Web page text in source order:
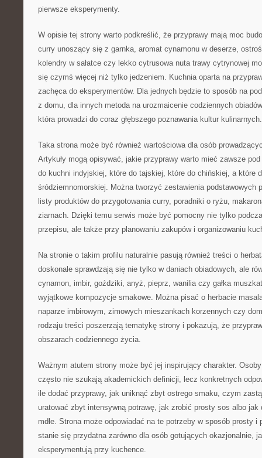
pierwsze eksperymenty.
W opisie tej strony warto podkreślić, że przyprawy mają moc
curry unoszący się z garnka, aromat cynamonu w deserze,
kolendry w sałatce czy lekko cytrusowa nuta trawy cytrynowej
się czymś więcej niż tylko jedzeniem. Kuchnia oparta na
zachęca do eksperymentów. Dla jednych będzie to sposób na
z domu, dla innych metoda na urozmaicenie codziennych
która prowadzi do coraz głębszego poznawania kultur kulinarnych.
Taka strona może być również wartościowa dla osób
Artykuły mogą opisywać, jakie przyprawy warto mieć zawsze
do kuchni indyjskiej, które do tajskiej, które do chińskiej, a które
śródziemnomorskiej. Można tworzyć zestawienia podstawowych
listy produktów do przygotowania curry, poradniki o ryżu,
ziarnach. Dzięki temu serwis może być pomocny nie tylko
przepisu, ale także przy planowaniu zakupów i organizowaniu
Na stronie o takim profilu naturalnie pasują również treści o
doskonale sprawdzają się nie tylko w daniach obiadowych, ale
cynamon, imbir, goździki, anyż, pieprz, wanilia czy gałka
wyjątkowe kompozycje smakowe. Można pisać o herbacie
naparze imbirowym, zimowych mieszankach korzennych czy
rodzaju treści poszerzają tematykę strony i pokazują, że
obszarach codziennego życia.
Ważnym atutem strony może być jej inspirujący charakter.
często nie szukają akademickich definicji, lecz konkretnych
ile dodać przyprawy, jak uniknąć zbyt ostrego smaku, czym
uratować zbyt intensywną potrawę, jak zrobić prosty sos albo jak
mdłe. Strona może odpowiadać na te potrzeby w sposób prosty
stanie się przydatna zarówno dla osób gotujących okazjonalnie,
eksperymentują przy kuchence.